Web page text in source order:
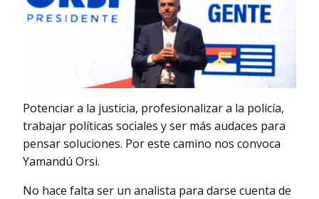
Potenciar a la justicia, profesionalizar a la policía,
trabajar políticas sociales y ser más audaces para
pensar soluciones. Por este camino nos convoca
Yamandú Orsi.
No hace falta ser un analista para darse cuenta de